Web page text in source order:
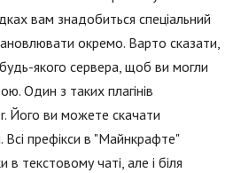
вам знадобиться спеціальний
окремо. Варто сказати,
якого сервера, щоб ви могли
Один з таких плагінів
Його ви можете скачати
Всі префікси в "Майнкрафте"
в текстовому чаті, але і біля